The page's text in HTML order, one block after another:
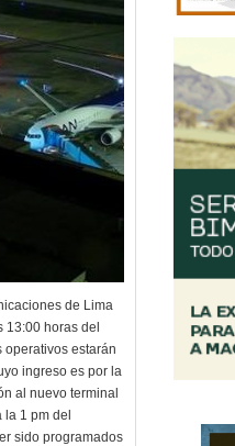
de Lima
horas del
estarán
ingreso es por la
al nuevo terminal
1 pm del
sido programados